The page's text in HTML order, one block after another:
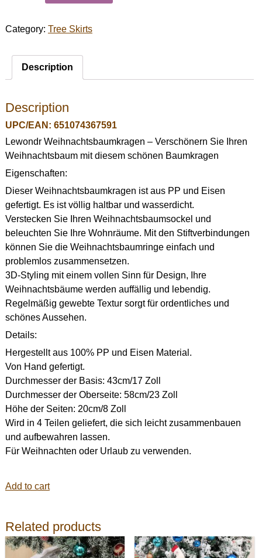
Category: Tree Skirts
Description
Description
UPC/EAN: 651074367591
Lewondr Weihnachtsbaumkragen – Verschönern Sie Ihren
Weihnachtsbaum mit diesem schönen Baumkragen
Eigenschaften:
Dieser Weihnachtsbaumkragen ist aus PP und Eisen
gefertigt. Es ist völlig haltbar und wasserdicht.
Verstecken Sie Ihren Weihnachtsbaumsockel und
beleuchten Sie Ihre Wohnräume. Mit den Stiftverbindungen
können Sie die Weihnachtsbaumringe einfach und
problemlos zusammensetzen.
3D-Styling mit einem vollen Sinn für Design, Ihre
Weihnachtsbäume werden auffällig und lebendig.
Regelmäßig gewebte Textur sorgt für ordentliches und
schönes Aussehen.
Details:
Hergestellt aus 100% PP und Eisen Material.
Von Hand gefertigt.
Durchmesser der Basis: 43cm/17 Zoll
Durchmesser der Oberseite: 58cm/23 Zoll
Höhe der Seiten: 20cm/8 Zoll
Wird in 4 Teilen geliefert, die sich leicht zusammenbauen
und aufbewahren lassen.
Für Weihnachten oder Urlaub zu verwenden.
Add to cart
Related products